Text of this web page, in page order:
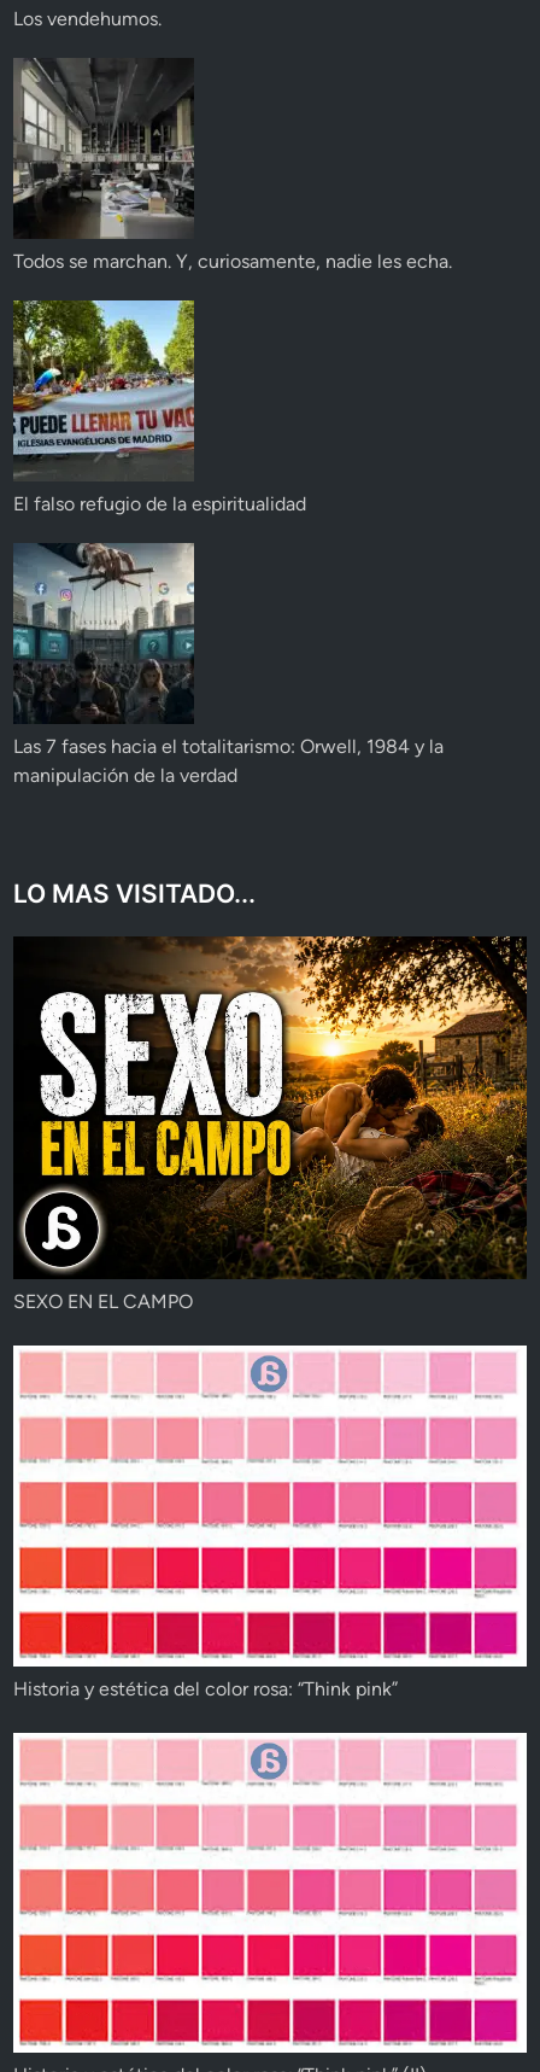
Los vendehumos.
Todos se marchan. Y, curiosamente, nadie les echa.
El falso refugio de la espiritualidad
Las 7 fases hacia el totalitarismo: Orwell, 1984 y la
manipulación de la verdad
LO MAS VISITADO...
SEXO EN EL CAMPO
Historia y estética del color rosa: “Think pink”